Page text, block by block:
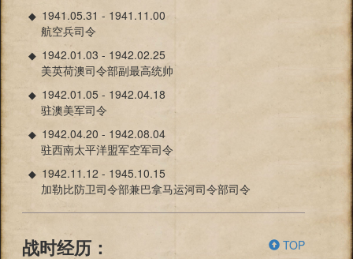
◆1941.05.31 - 1941.11.00
航空兵司令
◆1942.01.03 - 1942.02.25
美英荷澳司令部副最高统帅
◆1942.01.05 - 1942.04.18
驻澳美军司令
◆1942.04.20 - 1942.08.04
驻西南太平洋盟军空军司令
◆1942.11.12 - 1945.10.15
加勒比防卫司令部兼巴拿马运河司令部司令
战时经历： TOP